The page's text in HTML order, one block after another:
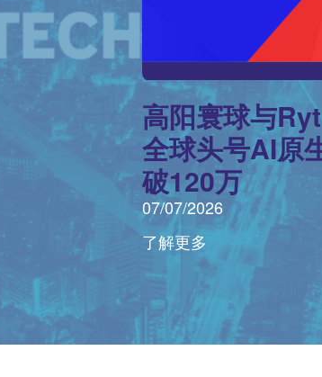
高阳寰球与
全球头号AI原
破120万
07/07/2026
了解更多